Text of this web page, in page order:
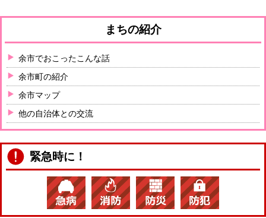
まちの紹介
余市でおこったこんな話
余市町の紹介
余市マップ
他の自治体との交流
緊急時に！